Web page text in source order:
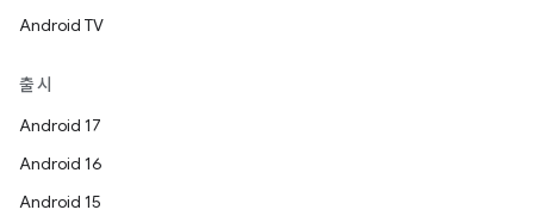
Android TV
출시
Android 17
Android 16
Android 15